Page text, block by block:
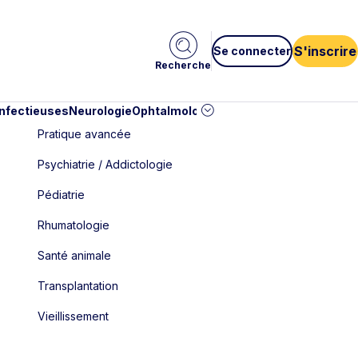
Recherche
Se connecter S'inscrire
NeurologieOphtalmologie
Pratique avancée
Psychiatrie / Addictologie
Pédiatrie
Rhumatologie
Santé animale
Transplantation
Vieillissement